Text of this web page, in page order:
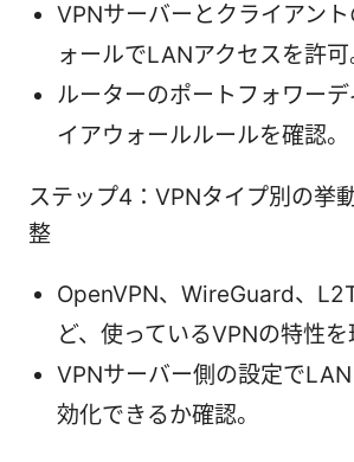
VPNサーバーとクライアン
ォールでLANアクセスを許可
ルーターのポートフォワー
イアウォールルールを確認。
ステップ4：VPNタイプ別の挙
整
OpenVPN、WireGuard、
ど、使っているVPNの特性を
VPNサーバー側の設定で
効化できるか確認。